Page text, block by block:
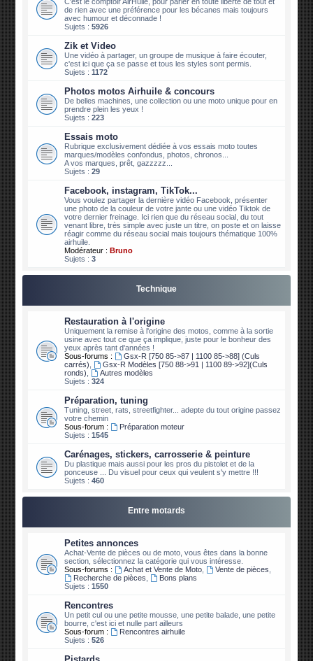
de rien avec une préférence pour les bécanes mais toujours
avec humour et déconnade !
Sujets :5926
Zik et Video
Une vidéo à partager, un groupe de musique à faire écouter,
c'est ici que ça se passe et tous les styles sont permis.
Sujets :1172
Photos motos Airhuile & concours
De belles machines, une collection ou une moto unique pour en
prendre plein les yeux !
Sujets :223
Essais moto
Rubrique exclusivement dédiée à vos essais moto toutes
marques/modèles confondus, photos, chronos...
A vos marques, prêt, gazzzzz...
Sujets :29
Facebook, instagram, TikTok...
Vous voulez partager la dernière vidéo Facebook, présenter
une photo de la couleur de votre jante ou une vidéo Tiktok de
votre dernier freinage. Ici rien que du réseau social, du tout
venant libre, très simple avec juste un titre, on poste et on laisse
réagir comme du réseau social mais toujours thématique 100%
airhuile.
Modérateur : Bruno
Sujets :3
Technique
Restauration à l'origine
Uniquement la remise à l'origine des motos, comme à la sortie
usine avec tout ce que ça implique, juste pour le bonheur des
yeux après tant d'années !
Sous-forums :
Gsx-R [750 85->87 | 1100 85->88] (Culs
carrés)
Gsx-R Modèles [750 88->91 | 1100 89->92](Culs
ronds)
Autres modèles
Sujets :324
Préparation, tuning
Tuning, street, rats, streetfighter... adepte du tout origine passez
votre chemin
Sous-forum :
Préparation moteur
Sujets :1545
Carénages, stickers, carrosserie & peinture
Du plastique mais aussi pour les pros du pistolet et de la
ponceuse ... Du visuel pour ceux qui veulent s'y mettre !!!
Sujets :460
Entre motards
Petites annonces
Achat-Vente de pièces ou de moto, vous êtes dans la bonne
section, sélectionnez la catégorie qui vous intéresse.
Sous-forums :
Achat et Vente de Moto Vente de pièces
Recherche de pièces
Bons plans
Sujets :1550
Rencontres
Un petit cul ou une petite mousse, une petite balade, une petite
bourre, c'est ici et nulle part ailleurs
Sous-forum :
Rencontres airhuile
Sujets :526